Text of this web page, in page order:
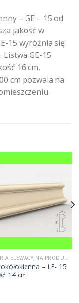
– GE – 15 od
jakość w
15 wyróżnia się
Listwa GE-15
16 cm,
cm pozwala na
SZTUKATERIA ELEWACYJNA PRODUCENT
– LE- 15
14 cm